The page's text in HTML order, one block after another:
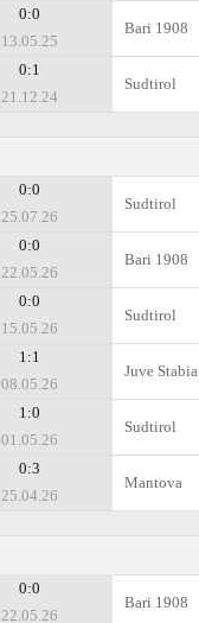
0:0
13.05.25
Bari 1908
0:1
21.12.24
Sudtirol
0:0
25.07.26
Sudtirol
0:0
22.05.26
Bari 1908
0:0
15.05.26
Sudtirol
1:1
08.05.26
Juve Stabia
1:0
01.05.26
Sudtirol
0:3
25.04.26
Mantova
0:0
22.05.26
Bari 1908